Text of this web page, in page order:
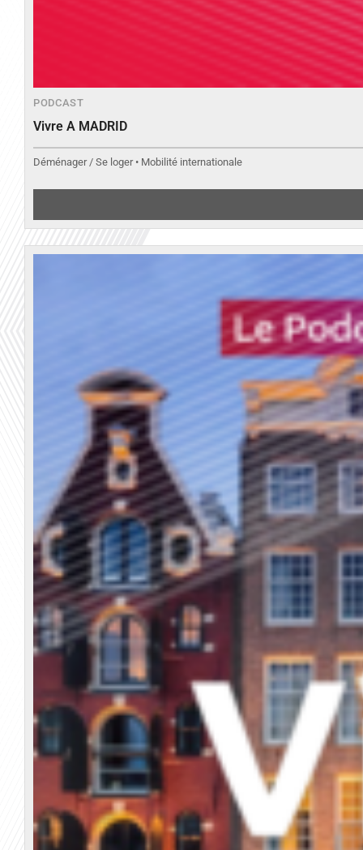
PODCAST
Vivre A MADRID
Déménager / Se loger • Mobilité internationale